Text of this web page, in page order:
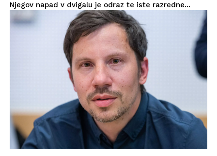
Njegov napad v dvigalu je odraz te iste razredne...